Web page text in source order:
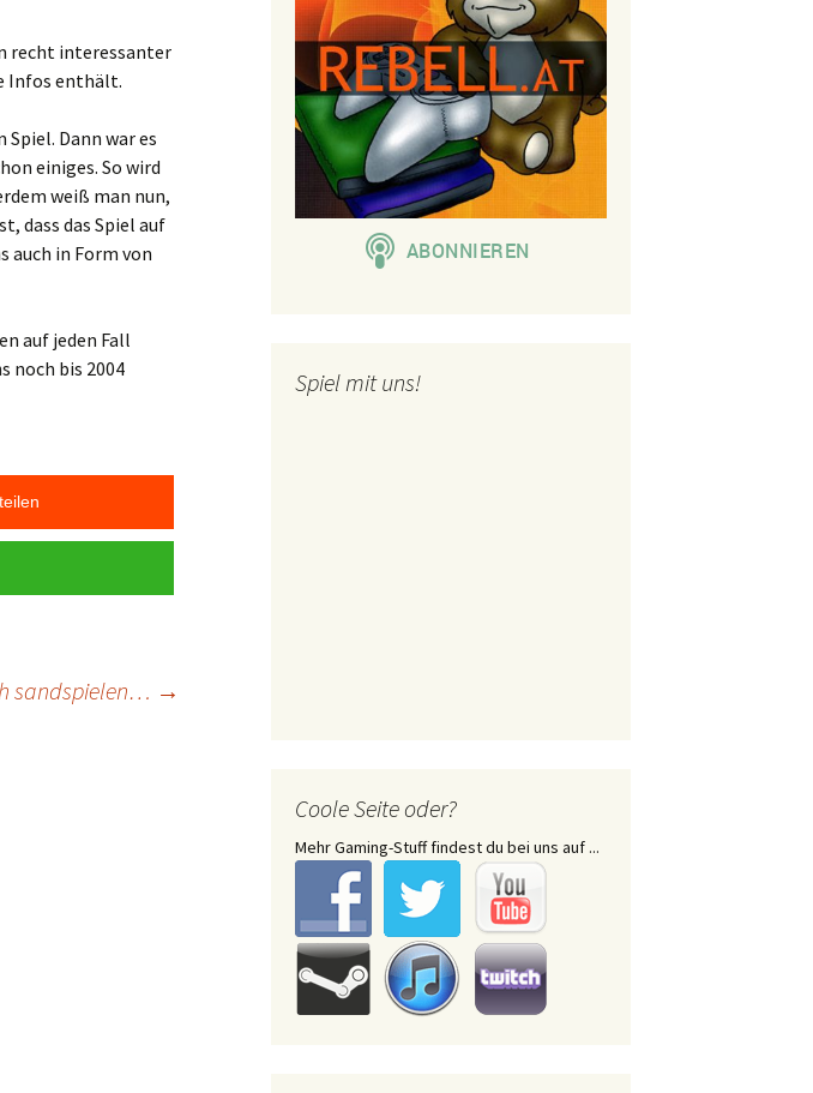
recht interessanter
Infos enthält.
Dann war es
einiges. So wird
weiß man nun,
dass das Spiel auf
auch in Form von
auf jeden Fall
noch bis 2004
teilen
sandspielen… →
Spiel mit uns!
Coole Seite oder?
Mehr Gaming-Stuff findest du bei uns auf ...